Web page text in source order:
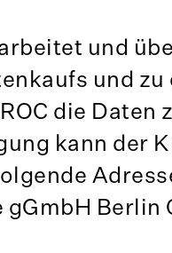
und
und
die Daten
kann der
gGmbH